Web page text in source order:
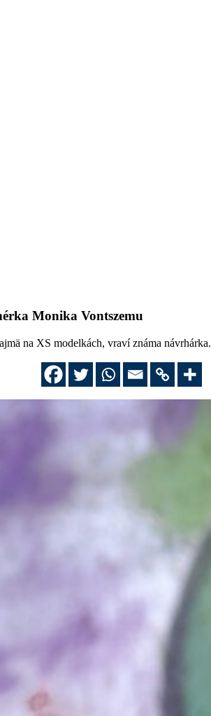
Monika Vontszemu
na XS modelkách, vraví známa návrhárka.